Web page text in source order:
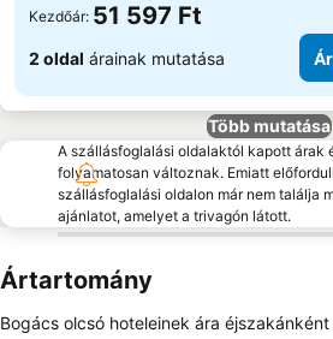
Kezdőár: 51 597 Ft
2 oldal árainak mutatása
Több mutatása
A szállásfoglalási oldalaktól kapott árak
folyamatosan változnak. Emiatt
szállásfoglalási oldalon már nem találja
ajánlatot, amelyet a trivagón látott.
Ártartomány
Bogács olcsó hoteleinek ára éjszakánként